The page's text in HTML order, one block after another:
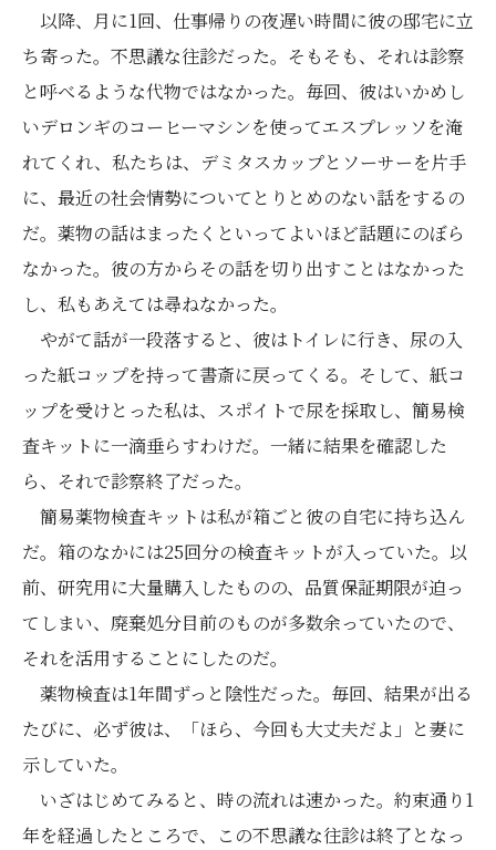
以降、月に1回、仕事帰りの夜遅い時間に彼の邸宅に立
ち寄った。不思議な往診だった。そもそも、それは診察
と呼べるような代物ではなかった。毎回、彼はいかめし
いデロンギのコーヒーマシンを使ってエスプレッソを淹
れてくれ、私たちは、デミタスカップとソーサーを片手
に、最近の社会情勢についてとりとめのない話をするの
だ。薬物の話はまったくといってよいほど話題にのぼら
なかった。彼の方からその話を切り出すことはなかった
し、私もあえては尋ねなかった。
やがて話が一段落すると、彼はトイレに行き、尿の入
った紙コップを持って書斎に戻ってくる。そして、紙コ
ップを受けとった私は、スポイトで尿を採取し、簡易検
査キットに一滴垂らすわけだ。一緒に結果を確認した
ら、それで診察終了だった。
簡易薬物検査キットは私が箱ごと彼の自宅に持ち込ん
だ。箱のなかには25回分の検査キットが入っていた。以
前、研究用に大量購入したものの、品質保証期限が迫っ
てしまい、廃棄処分目前のものが多数余っていたので、
それを活用することにしたのだ。
薬物検査は1年間ずっと陰性だった。毎回、結果が出る
たびに、必ず彼は、「ほら、今回も大丈夫だよ」と妻に
示していた。
いざはじめてみると、時の流れは速かった。約束通り1
年を経過したところで、この不思議な往診は終了となっ